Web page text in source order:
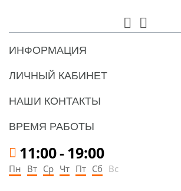
ИНФОРМАЦИЯ
ЛИЧНЫЙ КАБИНЕТ
НАШИ КОНТАКТЫ
ВРЕМЯ РАБОТЫ
11:00-19:00
Пн Вт Ср Чт Пт Сб Вс